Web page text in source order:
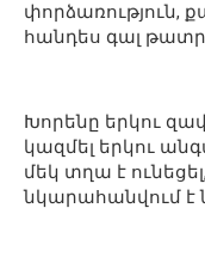
փորձառություն,
հանդես գալ
Խորենը երկու
կազմել երկու
մեկ տղա է
նկարահանվում է